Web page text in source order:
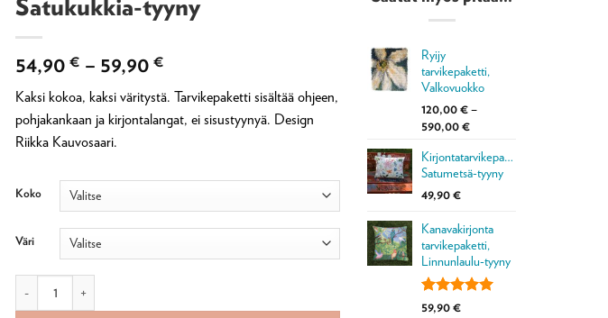
Satukukkia-tyyny
54,90 € – 59,90 €
54,90 €
-
59,90 €
Kaksi kokoa, kaksi väritystä. Tarvikepaketti sisältää ohjeen,
pohjakankaan ja kirjontalangat, ei sisustyynyä. Design
Riikka Kauvosaari.
Koko
Väri
Ryijy
tarvikepaketti,
Valkovuokko
120,00€–
590,00€Hintaluokka:
-
590,00 €
Kirjontatarvikepaketti,
Satumetsä-tyyny
49,90€
Kanavakirjonta
tarvikepaketti,
Linnunlaulu-tyyny
Arvio
1
59,90€